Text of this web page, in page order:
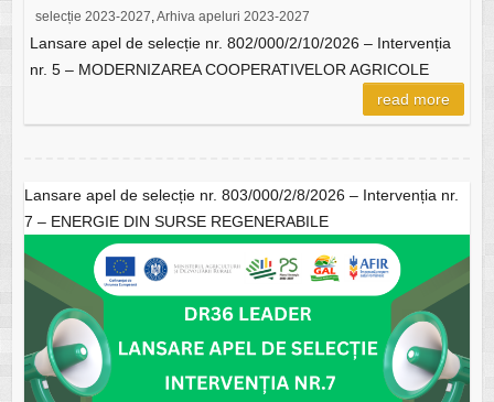
selecție 2023-2027,Arhiva apeluri 2023-2027
Lansare apel de selecție nr. 802/000/2/10/2026 – Intervenția
nr. 5 – MODERNIZAREA COOPERATIVELOR AGRICOLE
read more
Lansare apel de selecție nr. 803/000/2/8/2026 – Intervenția nr.
7 – ENERGIE DIN SURSE REGENERABILE